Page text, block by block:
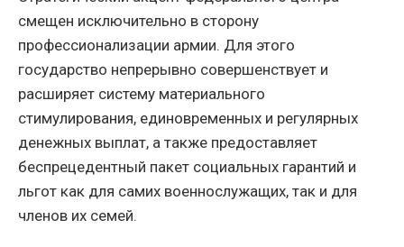
смещен исключительно в сторону
профессионализации армии. Для этого
государство непрерывно совершенствует и
расширяет систему материального
стимулирования, единовременных и регулярных
денежных выплат, а также предоставляет
беспрецедентный пакет социальных гарантий и
льгот как для самих военнослужащих, так и для
членов их семей.